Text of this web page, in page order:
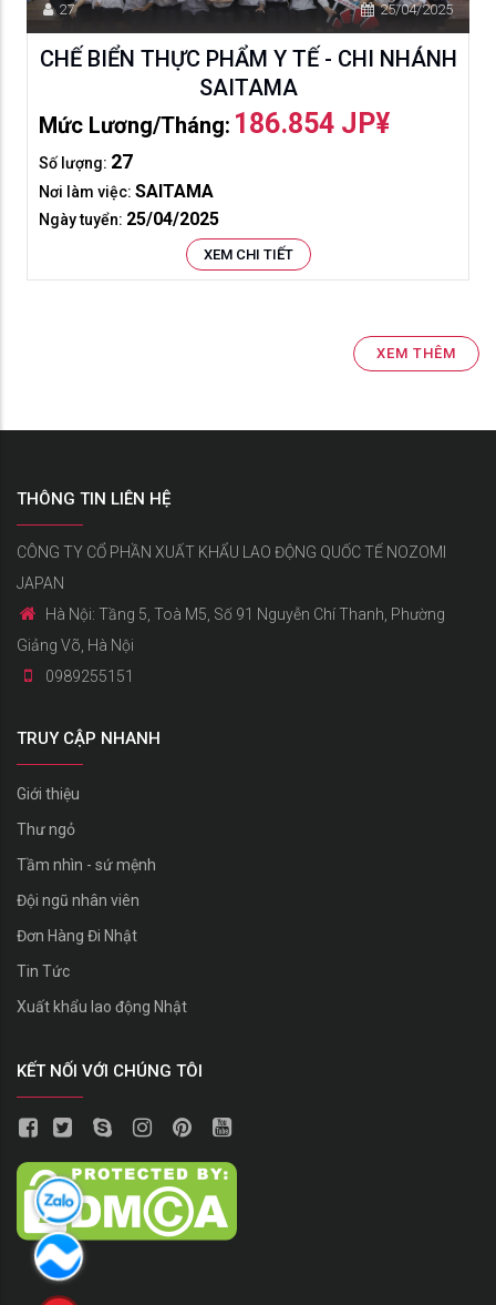
25/04/2025
27
CHẾ BIỂN THỰC PHẨM Y TẾ - CHI NHÁNH
SAITAMA
Mức Lương/tháng: 186.854 JP¥
Số lượng: 27
Nơi làm việc: SAITAMA
Ngày tuyển: 25/04/2025
XEM CHI TIẾT
XEM THÊM
THÔNG TIN LIÊN HỆ
CÔNG TY CỔ PHẦN XUẤT KHẨU LAO ĐỘNG QUỐC TẾ NOZOMI
JAPAN
Hà Nội: Tầng 5, Toà M5, Số 91 Nguyễn Chí Thanh, Phường
Giảng Võ, Hà Nội
0989255151
TRUY CẬP NHANH
Giới thiệu
Thư ngỏ
Tầm nhìn - sứ mệnh
Đội ngũ nhân viên
Đơn Hàng Đi Nhật
Tin Tức
Xuất khẩu lao động Nhật
KẾT NỐI VỚI CHÚNG TÔI